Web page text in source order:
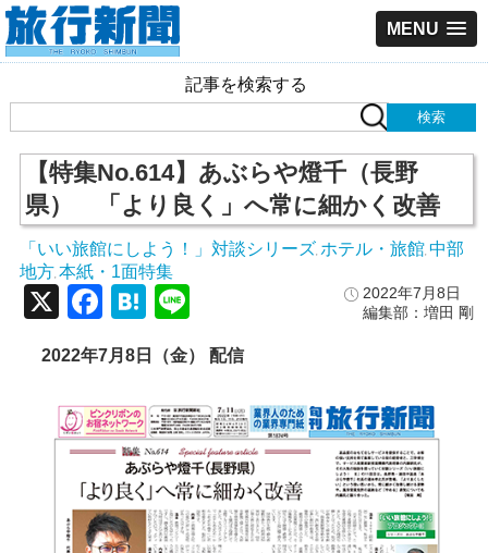
MENU
記事を検索する
【特集No.614】あぶらや燈千（長野
県） 「より良く」へ常に細かく改善
「いい旅館にしよう！」対談シリーズ ホテル・旅館 中部
地方 本紙・1面特集
2022年7月8日
編集部：増田 剛
X Facebook
Hatena
2022年7月8日（金） 配信